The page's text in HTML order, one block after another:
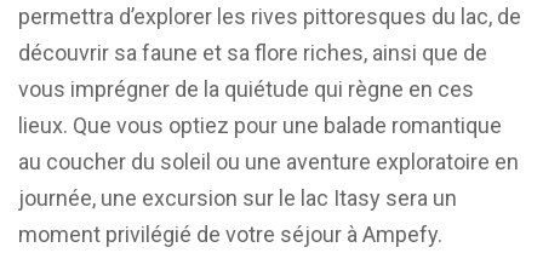
permettra d’explorer les rives pittoresques du lac, de
découvrir sa faune et sa flore riches, ainsi que de
vous imprégner de la quiétude qui règne en ces
lieux. Que vous optiez pour une balade romantique
au coucher du soleil ou une aventure exploratoire en
journée, une excursion sur le lac Itasy sera un
moment privilégié de votre séjour à Ampefy.